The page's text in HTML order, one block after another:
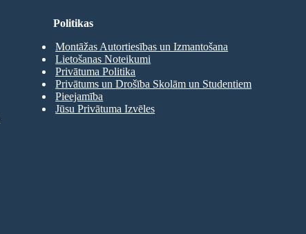
Politikas
Montāžas Autortiesības un Izmantošana
Lietošanas Noteikumi
Privātuma Politika
Privātums un Drošība Skolām un Studentiem
Pieejamība
Jūsu Privātuma Izvēles